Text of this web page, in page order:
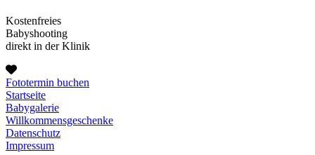
Kostenfreies
Babyshooting
direkt in der Klinik
Fototermin buchen
Startseite
Babygalerie
Willkommensgeschenke
Datenschutz
Impressum